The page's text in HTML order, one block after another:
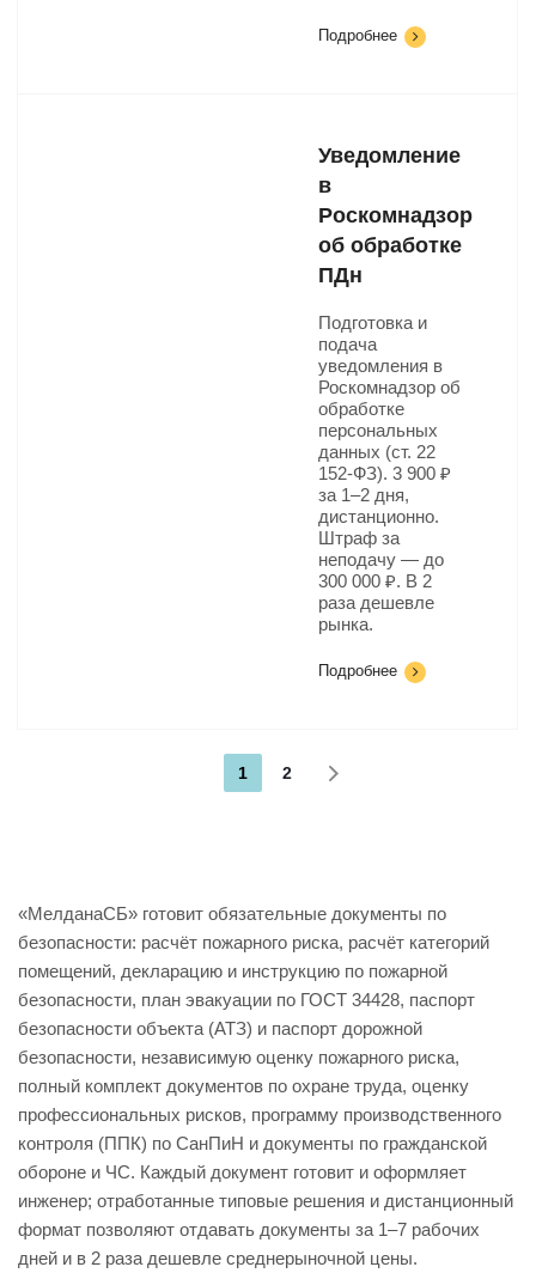
Подробнее
Уведомление
в
Роскомнадзор
об обработке
ПДн
Подготовка и
подача
уведомления в
Роскомнадзор об
обработке
персональных
данных (ст. 22
152-ФЗ). 3 900 ₽
за 1–2 дня,
дистанционно.
Штраф за
неподачу — до
300 000 ₽. В 2
раза дешевле
рынка.
Подробнее
1 2
«МелданаСБ» готовит обязательные документы по
безопасности: расчёт пожарного риска, расчёт категорий
помещений, декларацию и инструкцию по пожарной
безопасности, план эвакуации по ГОСТ 34428, паспорт
безопасности объекта (АТЗ) и паспорт дорожной
безопасности, независимую оценку пожарного риска,
полный комплект документов по охране труда, оценку
профессиональных рисков, программу производственного
контроля (ППК) по СанПиН и документы по гражданской
обороне и ЧС. Каждый документ готовит и оформляет
инженер; отработанные типовые решения и дистанционный
формат позволяют отдавать документы за 1–7 рабочих
дней и в 2 раза дешевле среднерыночной цены.